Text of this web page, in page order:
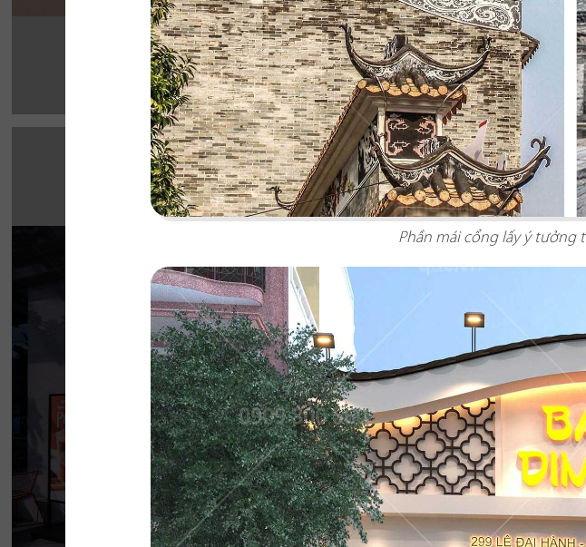
HIGHLANDS COFFEE
Highlands Sunwah do QDC Design & Build thi công sở hữu
không gian hai mặt tiền rộng rãi cùng phong cách thiết kế
hiện đại, sang trọng.
Chi tiết
Phần mái cổng lấy ý tưởng